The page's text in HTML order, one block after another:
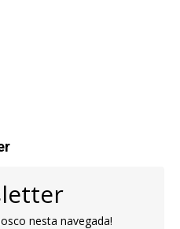
nesta navegada!